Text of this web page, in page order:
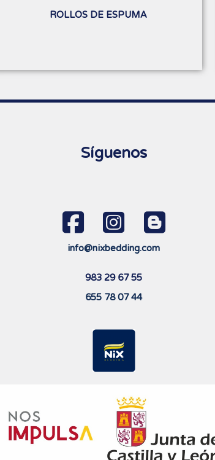
ROLLOS DE ESPUMA
Síguenos
info@nixbedding.com
983 29 67 55
655 78 07 44